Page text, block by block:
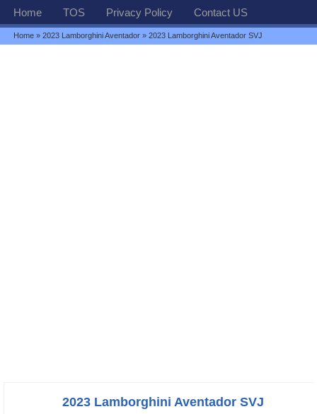
Home TOS Privacy Policy Contact US
Home »2023 Lamborghini Aventador » 2023 Lamborghini Aventador SVJ
2023 Lamborghini Aventador SVJ